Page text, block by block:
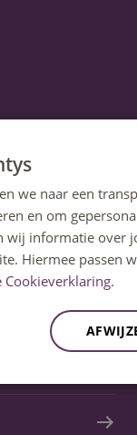
we naar een
en om
wij informatie over
Hiermee passen
Cookieverklaring.